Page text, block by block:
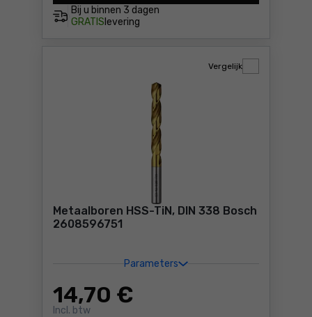
Bij u binnen 3 dagen
GRATIS levering
Metaalboren HSS-TiN, DIN 338 Bosch
2608596751
Parameters
14,70 €
Incl. btw
Vergelijk